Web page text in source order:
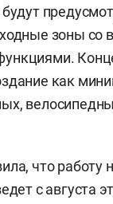
зоны со
как
что работу
с августа